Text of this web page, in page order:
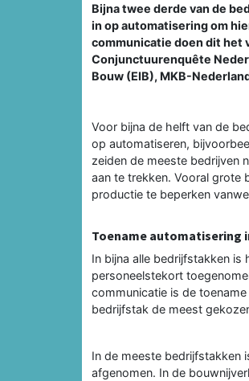
Bijna twee derde van de
in op automatisering om
communicatie doen dit het
Conjunctuurenquête
Bouw (EIB), MKB-
Voor bijna de helft van de
op automatiseren,
zeiden de meeste bedrijven
aan te trekken. Vooral grote
productie te beperken
Toename automatisering
In bijna alle bedrijfstakken
personeelstekort
communicatie is de
bedrijfstak de meest
In de meeste bedrijfstakken
afgenomen. In de